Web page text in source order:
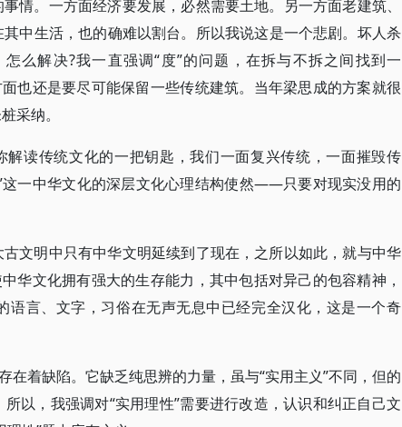
情。一方面经济要发展，必然需要土地。另一方面老建筑、
中生活，也的确难以割台。所以我说这是一个悲剧。坏人杀
么解决?我一直强调“度”的问题，在拆与不拆之间找到一
也还是要尽可能保留一些传统建筑。当年梁思成的方案就很
采纳。
解读传统文化的一把钥匙，我们一面复兴传统，一面摧毁传
这一中华文化的深层文化心理结构使然——只要对现实没用的
文明中只有中华文明延续到了现在，之所以如此，就与中华
华文化拥有强大的生存能力，其中包括对异己的包容精神，
语言、文字，习俗在无声无息中已经完全汉化，这是一个奇
在着缺陷。它缺乏纯思辨的力量，虽与“实用主义”不同，但的
以，我强调对“实用理性”需要进行改造，认识和纠正自己文